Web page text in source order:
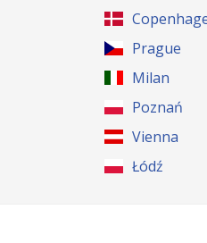
Prague
Milan
Poznań
Vienna
Łódź